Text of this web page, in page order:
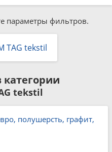
параметры фильтров.
TAG tekstil
tekstil
полушерсть, графит,